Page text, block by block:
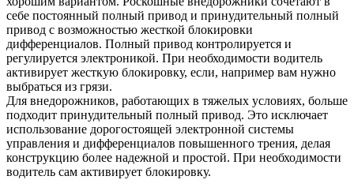
себе постоянный полный привод и принудительный полный
привод с возможностью жесткой блокировки
дифференциалов. Полный привод контролируется и
регулируется электроникой. При необходимости водитель
активирует жесткую блокировку, если, например вам нужно
выбраться из грязи.
Для внедорожников, работающих в тяжелых условиях, больше
подходит принудительный полный привод. Это исключает
использование дорогостоящей электронной системы
управления и дифференциалов повышенного трения, делая
конструкцию более надежной и простой. При необходимости
водитель сам активирует блокировку.